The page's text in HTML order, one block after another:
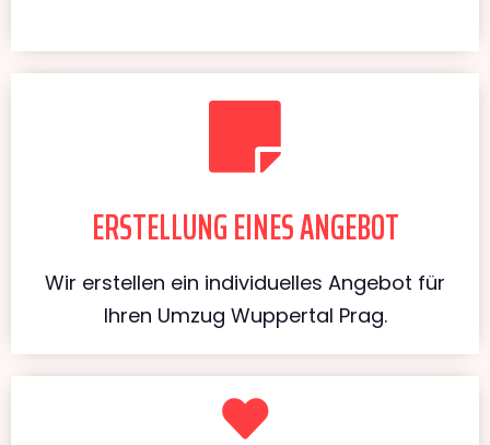
ERSTELLUNG EINES ANGEBOT
Wir erstellen ein individuelles Angebot für
Ihren Umzug Wuppertal Prag.